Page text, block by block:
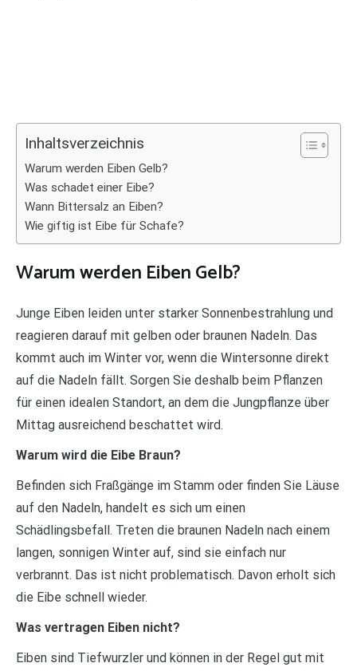
Inhaltsverzeichnis
Warum werden Eiben Gelb?
Was schadet einer Eibe?
Wann Bittersalz an Eiben?
Wie giftig ist Eibe für Schafe?
Warum werden Eiben Gelb?
Junge Eiben leiden unter starker Sonnenbestrahlung und
reagieren darauf mit gelben oder braunen Nadeln. Das
kommt auch im Winter vor, wenn die Wintersonne direkt
auf die Nadeln fällt. Sorgen Sie deshalb beim Pflanzen
für einen idealen Standort, an dem die Jungpflanze über
Mittag ausreichend beschattet wird.
Warum wird die Eibe Braun?
Befinden sich Fraßgänge im Stamm oder finden Sie Läuse
auf den Nadeln, handelt es sich um einen
Schädlingsbefall. Treten die braunen Nadeln nach einem
langen, sonnigen Winter auf, sind sie einfach nur
verbrannt. Das ist nicht problematisch. Davon erholt sich
die Eibe schnell wieder.
Was vertragen Eiben nicht?
Eiben sind Tiefwurzler und können in der Regel gut mit